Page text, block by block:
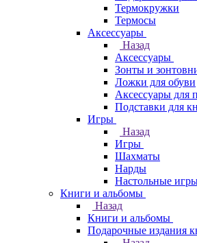
Термокружки
Термосы
Аксессуары
Назад
Аксессуары
Зонты и
Ложки для обуви
Аксессуары для
Подставки для
Игры
Назад
Игры
Шахматы
Нарды
Настольные
Книги и альбомы
Назад
Книги и альбомы
Подарочные издания